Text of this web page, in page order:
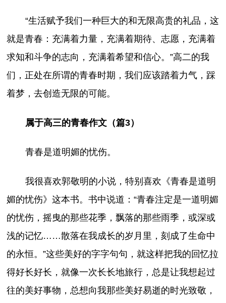
“生活赋予我们一种巨大的和无限高贵的礼品，这
就是青春：充满着力量，充满着期待、志愿，充满着
求知和斗争的志向，充满着希望和信心。”高二的我
们，正处在所谓的青春时期，我们应该踏着力气，踩
着梦，去创造无限的可能。
属于高三的青春作文（篇3）
青春是道明媚的忧伤。
我很喜欢郭敬明的小说，特别喜欢《青春是道明
媚的忧伤》这本书。书中说道：“青春注定是一道明媚
的忧伤，摇曳的那些花季，飘落的那些雨季，或深或
浅的记忆……散落在我成长的岁月里，刻成了生命中
的永恒。”这些美好的字字句句，就这样把我的回忆拉
得好长好长，就像一次长长地旅行，总是让我想起过
往的美好事物，总想向我那些美好易逝的时光致敬，